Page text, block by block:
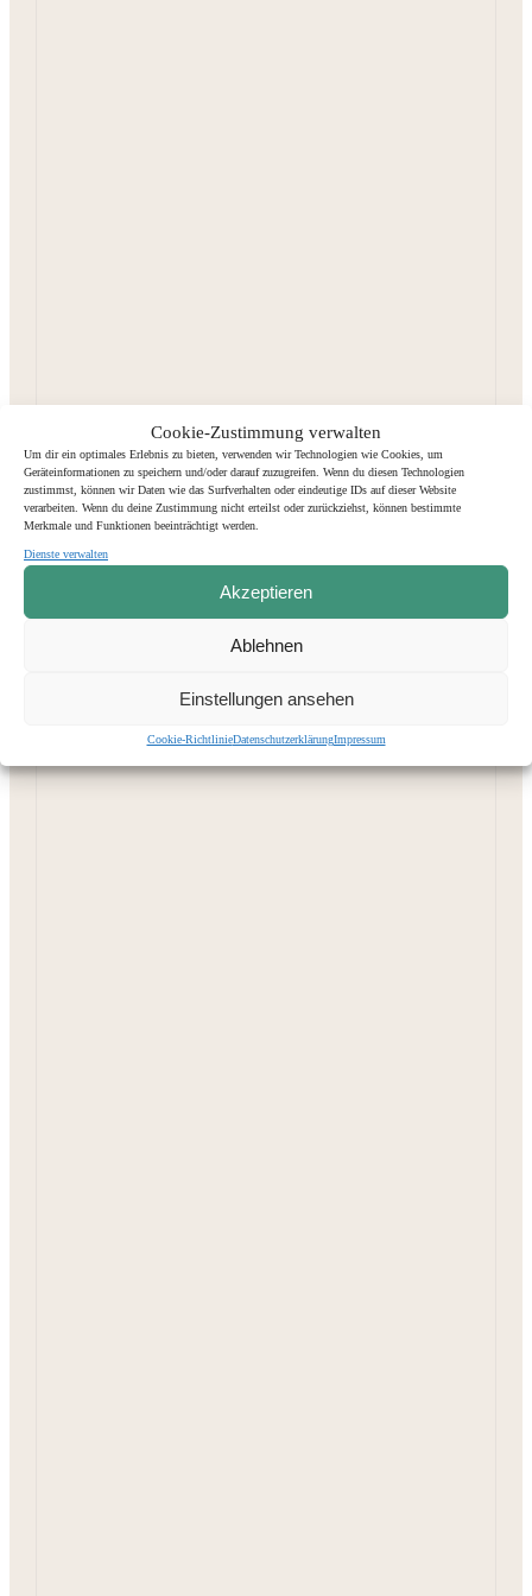
Cookie-Zustimmung verwalten
Um dir ein optimales Erlebnis zu bieten, verwenden wir Technologien wie Cookies, um
Geräteinformationen zu speichern und/oder darauf zuzugreifen. Wenn du diesen Technologien
zustimmst, können wir Daten wie das Surfverhalten oder eindeutige IDs auf dieser Website
verarbeiten. Wenn du deine Zustimmung nicht erteilst oder zurückziehst, können bestimmte
Merkmale und Funktionen beeinträchtigt werden.
Dienste verwalten
Akzeptieren
Ablehnen
Einstellungen ansehen
Cookie-RichtlinieDatenschutzerklärungImpressum